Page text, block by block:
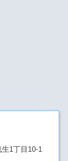
1丁目10-1